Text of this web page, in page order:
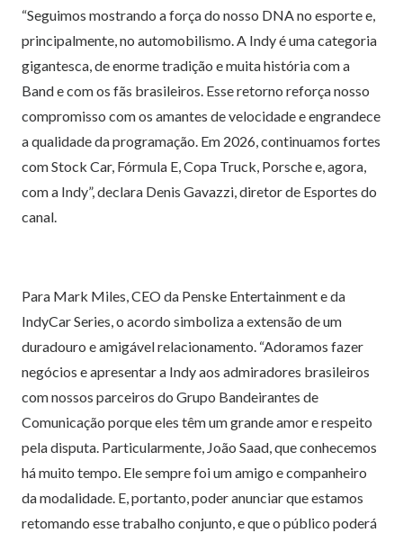
“Seguimos mostrando a força do nosso DNA no esporte e,
principalmente, no automobilismo. A Indy é uma categoria
gigantesca, de enorme tradição e muita história com a
Band e com os fãs brasileiros. Esse retorno reforça nosso
compromisso com os amantes de velocidade e engrandece
a qualidade da programação. Em 2026, continuamos fortes
com Stock Car, Fórmula E, Copa Truck, Porsche e, agora,
com a Indy”, declara Denis Gavazzi, diretor de Esportes do
canal.
Para Mark Miles, CEO da Penske Entertainment e da
IndyCar Series, o acordo simboliza a extensão de um
duradouro e amigável relacionamento. “Adoramos fazer
negócios e apresentar a Indy aos admiradores brasileiros
com nossos parceiros do Grupo Bandeirantes de
Comunicação porque eles têm um grande amor e respeito
pela disputa. Particularmente, João Saad, que conhecemos
há muito tempo. Ele sempre foi um amigo e companheiro
da modalidade. E, portanto, poder anunciar que estamos
retomando esse trabalho conjunto, e que o público poderá